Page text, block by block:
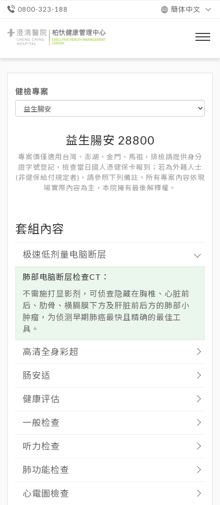
0800-323-188 簡体中文
清
院
健檢專案
益生腸安 28800
极速低剂量电脑断层
肺部电脑断层检查CT
不需施打显影剂，可侦查隐藏在胸椎、心脏前
后、肋骨、横膈膜下方及肝脏前后方的肺部小
肿瘤，为侦测早期肺癌最快且精确的最佳工
具。
高清全身彩超
肠安适
健康评估
一般检查
听力检查
肺功能检查
心電圖檢查